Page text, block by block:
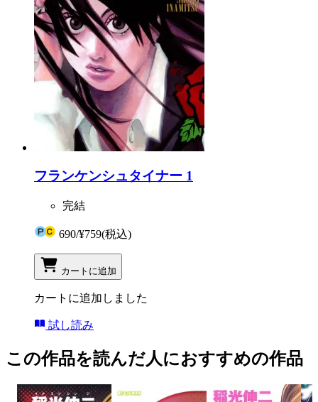
フランケンシュタイナー 1
完結
690/¥759(税込)
カートに追加
カートに追加しました
試し読み
この作品を読んだ人におすすめの作品